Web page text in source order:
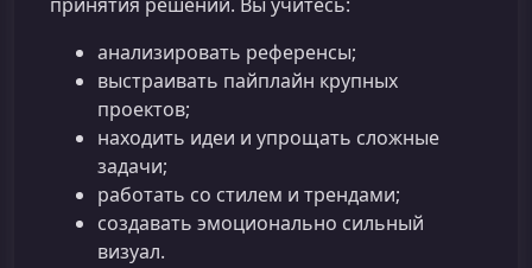
анализировать референсы;
выстраивать пайплайн крупных
проектов;
находить идеи и упрощать сложные
задачи;
работать со стилем и трендами;
создавать эмоционально сильный
визуал.